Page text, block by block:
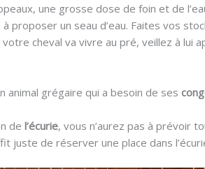
une grosse dose de foin et de
proposer un seau d’eau. Faites vos
cheval va vivre au pré, veillez à lui
animal grégaire qui a besoin de ses
de l’écurie, vous n’aurez pas à prévoir
juste de réserver une place dans